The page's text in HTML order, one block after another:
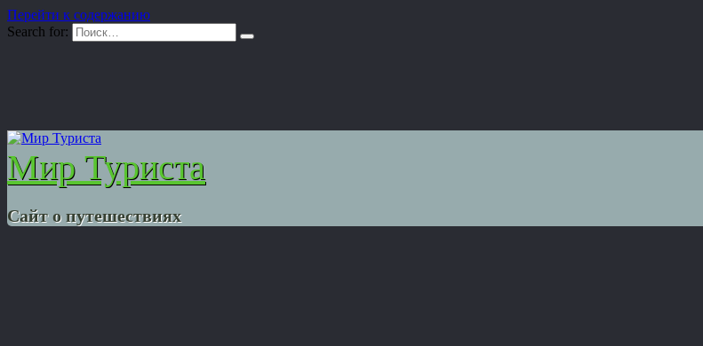
Перейти к содержанию
Search for:
Мир Туриста
Сайт о путешествиях